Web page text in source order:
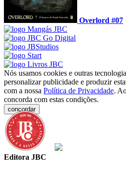
Overlord #07
Nós usamos cookies e outras
personalizar publicidade e produzir
com a nossa Política de Privacidade.
concorda com estas condições.
concordar
Editora JBC